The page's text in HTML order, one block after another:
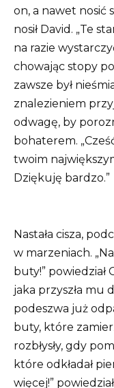
on, a nawet nosić
nosił David. „Te
na razie
chowając stopy
zawsze był
znalezieniem
odwagę, by
bohaterem.
twoim
Dziękuję bardzo.”
Nastała cisza,
w marzeniach.
buty!” powiedział
jaka przyszła mu
podeszwa już
buty, które
rozbłysły, gdy
które odkładał
więcej!”